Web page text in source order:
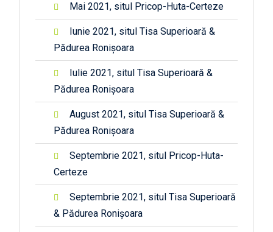
Mai 2021, situl Pricop-Huta-Certeze
Iunie 2021, situl Tisa Superioară &
Pădurea Ronișoara
Iulie 2021, situl Tisa Superioară &
Pădurea Ronișoara
August 2021, situl Tisa Superioară &
Pădurea Ronișoara
Septembrie 2021, situl Pricop-Huta-
Certeze
Septembrie 2021, situl Tisa Superioară
& Pădurea Ronișoara